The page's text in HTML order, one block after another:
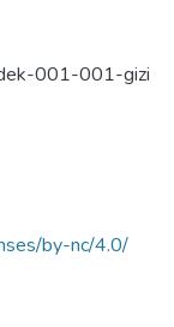
001-001-gizi
by-nc/4.0/